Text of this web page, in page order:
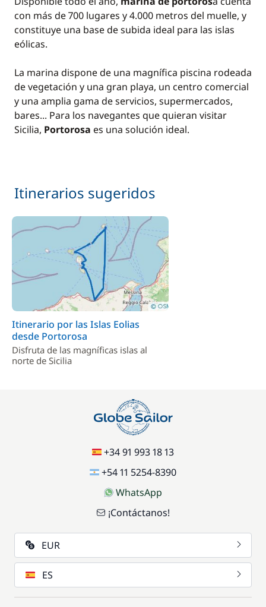
con más de 700 lugares y 4.000 metros del muelle, y
constituye una base de subida ideal para las islas
eólicas.
La marina dispone de una magnífica piscina rodeada
de vegetación y una gran playa, un centro comercial
y una amplia gama de servicios, supermercados,
bares... Para los navegantes que quieran visitar
Sicilia, Portorosa es una solución ideal.
Itinerarios sugeridos
Itinerario por las Islas Eolias
desde Portorosa
Disfruta de las magníficas islas al
norte de Sicilia
+34 91 993 18 13
+54 11 5254-8390
WhatsApp
¡Contáctanos!
EUR
ES